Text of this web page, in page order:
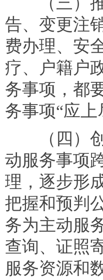
告、变更注
费办理、安
疗、户籍户
务事项，都
务事项“应
（四）创
动服务事项
理，逐步形
把握和预判
务为主动服
查询、证照
服务资源和